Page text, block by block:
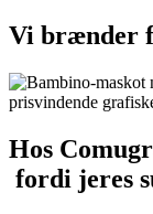
Vi brænder
Hos
fordi jeres